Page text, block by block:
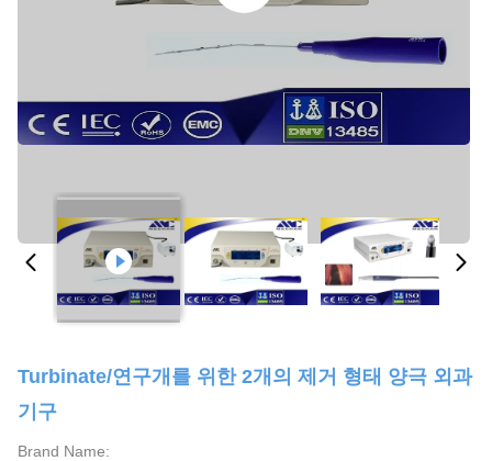
Turbinate/연구개를 위한 2개의 제거 형태 양극 외과
기구
Brand Name: